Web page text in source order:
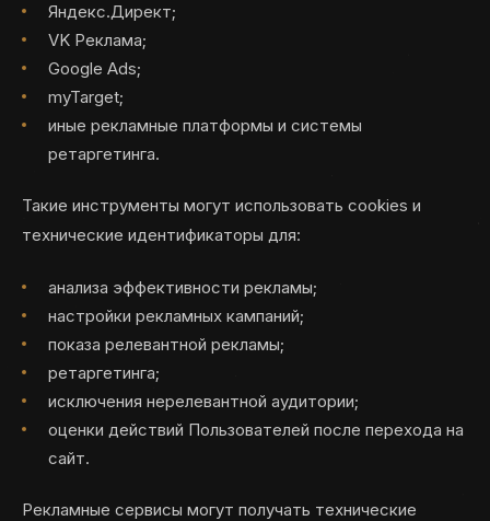
Яндекс.Директ;
VK Реклама;
Google Ads;
myTarget;
иные рекламные платформы и системы
ретаргетинга.
Такие инструменты могут использовать cookies и
технические идентификаторы для:
анализа эффективности рекламы;
настройки рекламных кампаний;
показа релевантной рекламы;
ретаргетинга;
исключения нерелевантной аудитории;
оценки действий Пользователей после перехода на
сайт.
Рекламные сервисы могут получать технические